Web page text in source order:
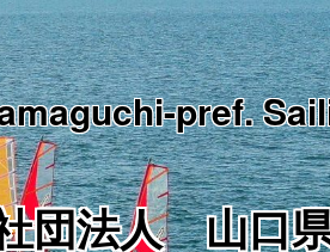
pref.
団法人 山口